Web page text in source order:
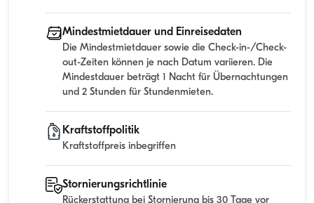
Mindestmietdauer und Einreisedaten
Die Mindestmietdauer sowie die Check-in-/Check-
out-Zeiten können je nach Datum variieren. Die
Mindestdauer beträgt 1 Nacht für Übernachtungen
und 2 Stunden für Stundenmieten.
Kraftstoffpolitik
Kraftstoffpreis inbegriffen
Stornierungsrichtlinie
Rückerstattung bei Stornierung bis 30 Tage vor